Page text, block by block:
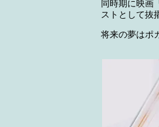
同時期に映画
ストとして抜
将来の夢はポ